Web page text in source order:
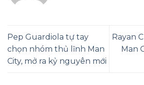
Pep Guardiola tự tay
chọn nhóm thủ lĩnh Man
City, mở ra kỷ nguyên mới
Rayan
Man